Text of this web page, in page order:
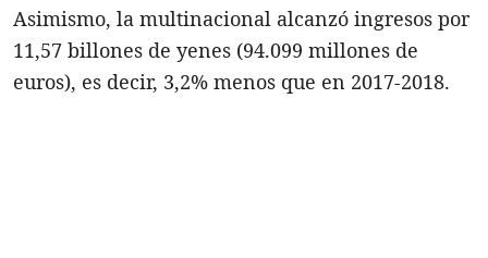
Asimismo, la multinacional alcanzó ingresos por
11,57 billones de yenes (94.099 millones de
euros), es decir, 3,2% menos que en 2017-2018.